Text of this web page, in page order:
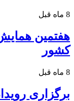
8 ماه قبل
هفتمین
کشور
8 ماه قبل
برگزاری